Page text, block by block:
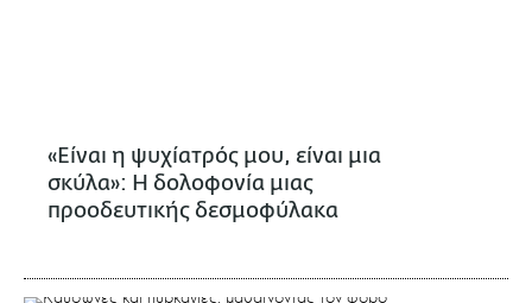
«Είναι η ψυχίατρός μου, είναι μια
σκύλα»: Η δολοφονία μιας
προοδευτικής δεσμοφύλακα